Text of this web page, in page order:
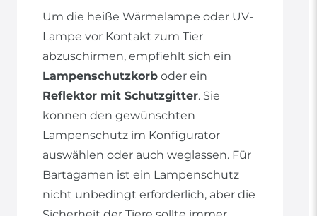
Um die heiße Wärmelampe oder UV-
Lampe vor Kontakt zum Tier
abzuschirmen, empfiehlt sich ein
Lampenschutzkorb oder ein
Reflektor mit Schutzgitter. Sie
können den gewünschten
Lampenschutz im Konfigurator
auswählen oder auch weglassen. Für
Bartagamen ist ein Lampenschutz
nicht unbedingt erforderlich, aber die